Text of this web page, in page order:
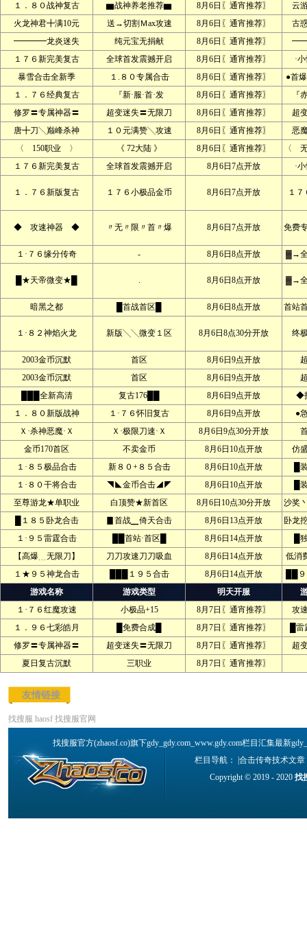
１．８０战神复古
▆战神养老推荐▆ 8月6日〖通宵推荐〗
云
火龙神君╋满10元
送→切割Ｍax攻速 8月6日〖通宵推荐〗
古
━━━━龙炎迷失
纯元宝无捐献 8月6日〖通宵推荐〗
━━
１７６新完美复古
全球首发震撼开启 8月6日〖通宵推荐〗
·
暴雪合击全新季
１.８０专属合击 8月6日〖通宵推荐〗
●首
１．７６经典复古
『新·服·首·发 8月6日〖通宵推荐〗
『
修罗〓专属神器〓
超变迷失〓无限刀 8月6日〖通宵推荐〗
超
唐╋刀╲巅峰杀神
１０元满赞╲攻速 8月6日〖通宵推荐〗
恶
〈 150职业 〉
《 72大陆 》 8月6日〖通宵推荐〗
〈
１７６新完美复古
全球首发震撼开启 8月6日7点开放 ·
１．７６新版复古 １７６小极品金币 8月6日7点开放 １
◆ 攻速神器 ◆ 〃无〃限〃首〃爆 8月6日7点开放 免费
１·７６缘分传奇 - 8月6日8点开放 ▓→
█★天帝微变★█ . 8月6日8点开放 ▓→
暗黑之都 █首战首区█ 8月6日8点开放 首站
１·８２神焰火龙 新版╲╲微变１区 8月6日8点30分开放 终
2003金币沉默 首区 8月6日9点开放
2003金币沉默
首区 8月6日9点开放
███全新高清
复古176██ 8月6日9点开放
◆
１．８０新版战神
１·７６怀旧复古 8月6日9点开放
●
Ｘ·杀神恶魔·Ｘ
Ｘ·极限刀速·Ｘ 8月6日9点30分开放
金币170首区
不卖金币 8月6日10点开放
仿
１·８５极品合击
新８０+８５合击 8月6日10点开放
█
１·８０干将合击
◥◣金币合击◢◤ 8月6日10点开放
█
至尊游龙★单职业
白顶赞★新首区 8月6日10点30分开放
沙奖
█１８５卧龙合击
▊首战▁倚天合击 8月6日13点开放
卧龙
１·９５雷霆合击
██首站·首区█ 8月6日14点开放
█
【高爆﹍无限刀】
刀刀攻速刀刀吸血 8月6日14点开放
低消
１★９５神龙合击
███１９５合击 8月6日14点开放
██
游戏名称
游戏类型 明天开服
１·７６红魔攻速
小极品+15 8月7日〖通宵推荐〗
攻
１．９６七彩皓月
█免费合成█ 8月7日〖通宵推荐〗
█
修罗〓专属神器〓
超变迷失〓无限刀 8月7日〖通宵推荐〗
超
夏日复古沉默
三职业 8月7日〖通宵推荐〗
友情链接
找搜服 haosf 找搜服官网
找搜服官方(zhaosf.co)旗下gdy_gdy.com_www.gdy.com栏目汇集最新
栏目导航： |合击传奇技术文章
Copyright © 2019 - 2020找